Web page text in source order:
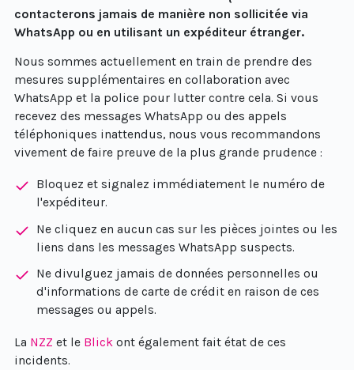
contacterons jamais de manière non sollicitée via
WhatsApp ou en utilisant un expéditeur étranger.
Nous sommes actuellement en train de prendre des
mesures supplémentaires en collaboration avec
WhatsApp et la police pour lutter contre cela. Si vous
recevez des messages WhatsApp ou des appels
téléphoniques inattendus, nous vous recommandons
vivement de faire preuve de la plus grande prudence :
Bloquez et signalez immédiatement le numéro de
l'expéditeur.
Ne cliquez en aucun cas sur les pièces jointes ou les
liens dans les messages WhatsApp suspects.
Ne divulguez jamais de données personnelles ou
d'informations de carte de crédit en raison de ces
messages ou appels.
La NZZ et le Blickont également fait état de ces
incidents.